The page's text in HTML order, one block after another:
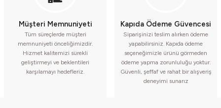
Müşteri Memnuniyeti
Tüm süreçlerde müşteri
memnuniyeti önceliğimizdir.
Hizmet kalitemizi sürekli
geliştirmeyi ve beklentileri
karşılamayı hedefleriz.
Kapıda Ödeme Güvencesi
Siparişinizi teslim alırken ödeme
yapabilirsiniz. Kapıda ödeme
seçeneğimizle ürünü görmeden
ödeme yapma zorunluluğu yoktur.
Güvenli, şeffaf ve rahat bir alışveriş
deneyimi sunarız